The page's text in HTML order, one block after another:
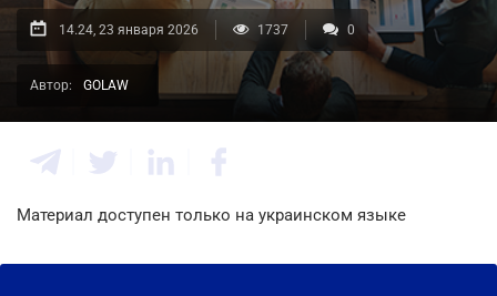
14.24, 23 января 2026 1737 0
Автор: GOLAW
Материал доступен только на украинском языке